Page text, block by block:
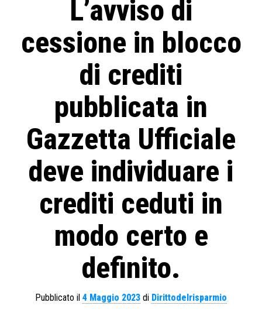
L’avviso di
cessione in blocco
di crediti
pubblicata in
Gazzetta Ufficiale
deve individuare i
crediti ceduti in
modo certo e
definito.
Pubblicato il 4 Maggio 2023 di Dirittodelrisparmio